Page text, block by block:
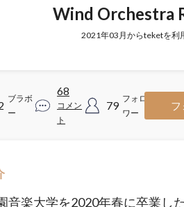
Wind Orchestra
2021年03月からteketを利
ブラボ
ー
68
コメン
ト
79
フォロ
ワー
フ
音楽大学を2020年春に卒業し